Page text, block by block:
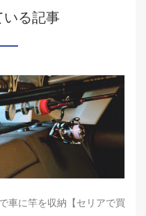
いる記事
車に竿を収納【セリアで買